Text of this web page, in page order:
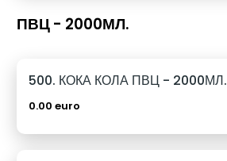
ПВЦ - 2000МЛ.
500. КОКА КОЛА ПВЦ - 2000МЛ.
0.00 euro